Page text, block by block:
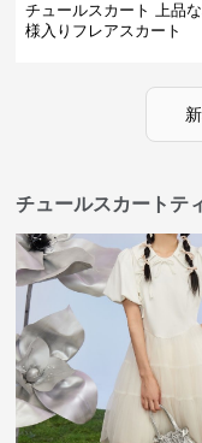
チュールスカート 上品
様入りフレアスカート
チュールスカートテ